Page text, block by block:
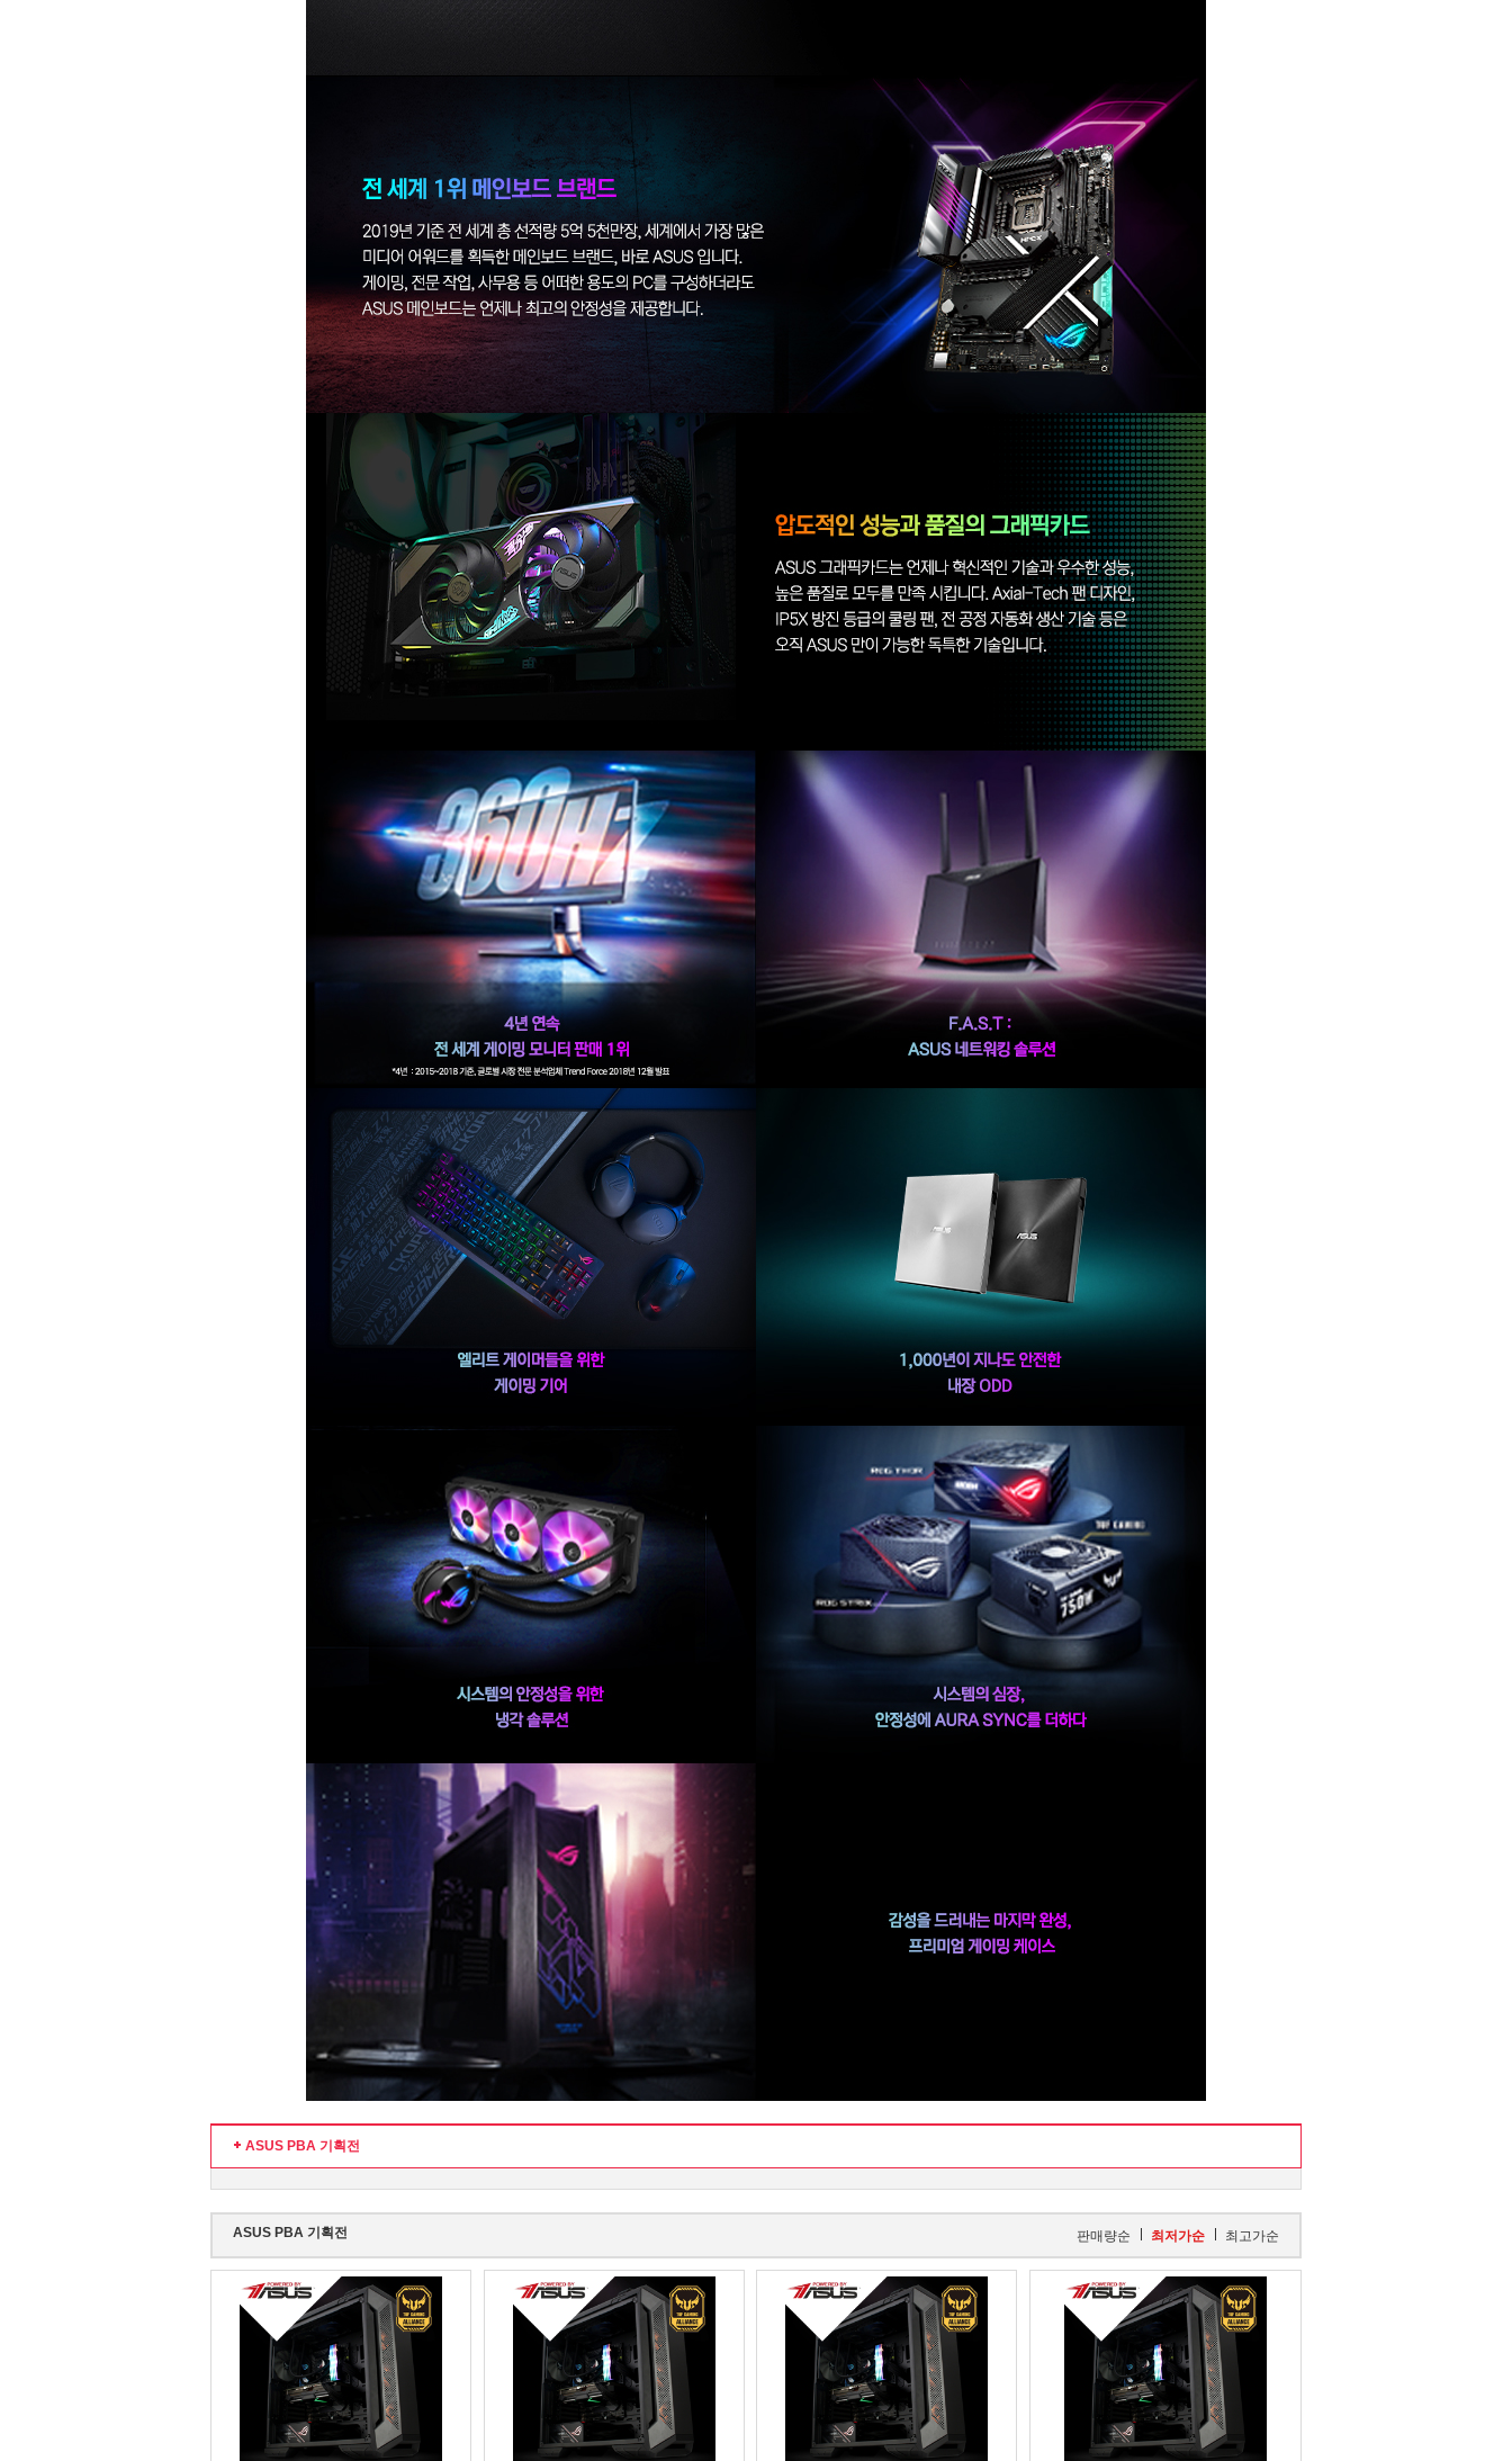
ASUS PBA 기획전
ASUS PBA 기획전 판매량순 최저가순 최고가순